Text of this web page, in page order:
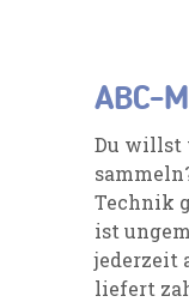
ABC-
Du willst
Technik
ist
jederzeit
liefert